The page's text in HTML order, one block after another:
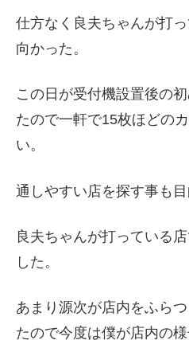
仕方なく良夫ちゃんが打
向かった。
この日が受付機設置後の
たので一軒で15枚ほどの
い。
通しやすい店を探す事も目
良夫ちゃんが打っている
した。
あまり源次が店内をふら
たので今度は僕が店内の様